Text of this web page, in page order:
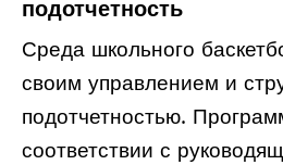
подотчетность
Среда школьного
своим управлением и
подотчетностью.
соответствии с